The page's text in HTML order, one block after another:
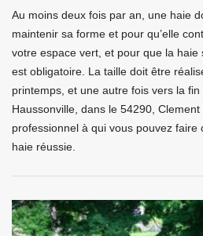
Au moins deux fois par an, une haie
maintenir sa forme et pour qu’elle
votre espace vert, et pour que la
est obligatoire. La taille doit être
printemps, et une autre fois vers la fin
Haussonville, dans le 54290,
professionnel à qui vous pouvez
haie réussie.